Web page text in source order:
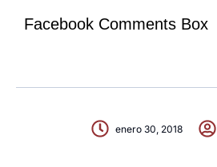
Facebook Comments Box
enero 30, 2018